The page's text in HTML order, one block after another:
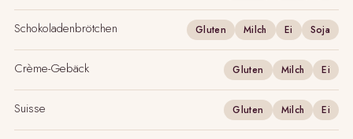
Schokoladenbrötchen Gluten Milch Ei Soja
Crème-Gebäck Gluten Milch Ei
Suisse Gluten Milch Ei